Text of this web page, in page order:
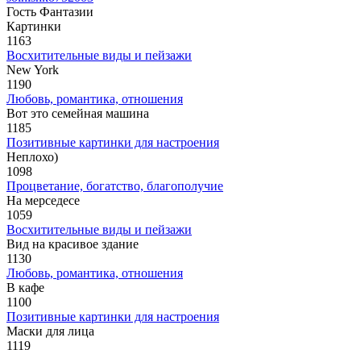
Гость Фантазии
Картинки
1163
Восхитительные виды и пейзажи
New York
1190
Любовь, романтика, отношения
Вот это семейная машина
1185
Позитивные картинки для настроения
Неплохо)
1098
Процветание, богатство, благополучие
На мерседесе
1059
Восхитительные виды и пейзажи
Вид на красивое здание
1130
Любовь, романтика, отношения
В кафе
1100
Позитивные картинки для настроения
Маски для лица
1119